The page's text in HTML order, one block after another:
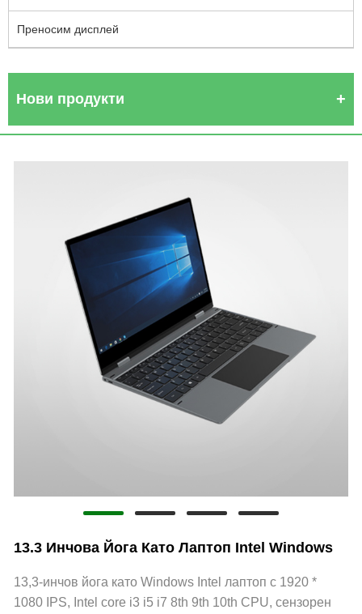
Преносим дисплей
Нови продукти
13.3 Инчова Йога Като Лаптоп Intel Windows
13,3-инчов йога като Windows Intel лаптоп с 1920 *
1080 IPS, Intel core i3 i5 i7 8th 9th 10th CPU, сензорен